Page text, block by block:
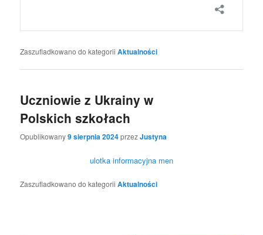
Zaszufladkowano do kategorii Aktualności
Uczniowie z Ukrainy w
Polskich szkołach
Opublikowany9 sierpnia 2024przezJustyna
ulotka informacyjna men
Zaszufladkowano do kategorii Aktualności